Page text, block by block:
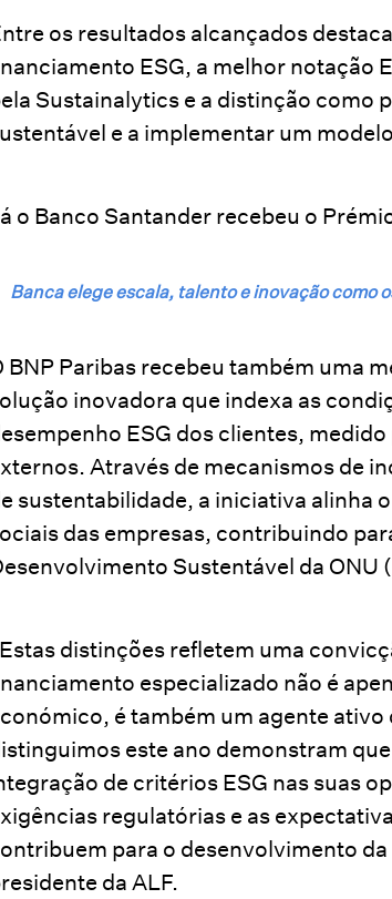
os resultados alcançados
ESG, a melhor notação
Sustainalytics e a distinção como
e a implementar um
o Banco Santander recebeu o
Banca elege escala, talento e inovação como
BNP Paribas recebeu também uma
inovadora que indexa as
ESG dos clientes,
Através de mecanismos de
sustentabilidade, a iniciativa alinha
das empresas, contribuindo
Sustentável da ONU
distinções refletem uma
especializado não é
é também um agente
este ano demonstram
de critérios ESG nas suas
regulatórias e as
para o desenvolvimento
da ALF.